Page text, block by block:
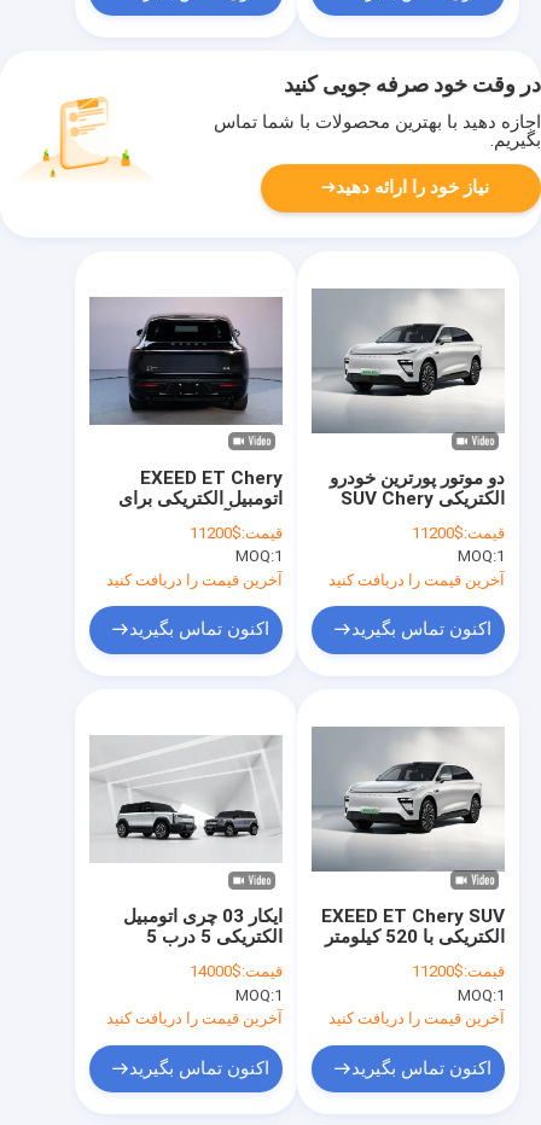
در وقت خود صرفه جویی کنید
اجازه دهید با بهترین محصولات با شما تماس
بگیریم.
نیاز خود را ارائه دهید
EXEED ET Chery
اتومبیل الکتریکی برای
مسافرت های طولانی
قیمت:$11200
MOQ:1
آخرین قیمت را دریافت کنید
اکنون تماس بگیرید
دو موتور پورترین خودرو
الکتریکی SUV Chery
هیجان انگیز
قیمت:$11200
MOQ:1
آخرین قیمت را دریافت کنید
اکنون تماس بگیرید
ایکار 03 چری اتومبیل
الکتریکی 5 درب 5
0.5 ساعت
قیمت:$14000
MOQ:1
آخرین قیمت را دریافت کنید
اکنون تماس بگیرید
EXEED ET Chery SUV
الکتریکی با 520 کیلومتر
ساعت
قیمت:$11200
MOQ:1
آخرین قیمت را دریافت کنید
اکنون تماس بگیرید